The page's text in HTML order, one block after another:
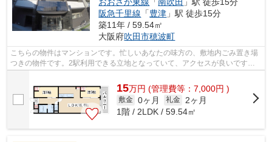
おおさか東線 「 南吹田 」駅 徒歩15分
阪急千里線 「豊津 」駅 徒歩15分
築11年 / 59.54㎡
大阪府吹田市穂波町
こちらの物件はマンションです。忙しいあなたの味方の、敷地内ごみ置き場
つきの物件です。2駅利用できる立地となっていて、アクセスが良いです。
15万円 (管理費等：7,000円 )
敷金 0ヶ月 礼金
2ヶ月
1階 / 2LDK / 59.54㎡